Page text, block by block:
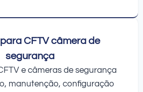
CFTV câmera de
segurança
e câmeras de segurança
manutenção, configuração